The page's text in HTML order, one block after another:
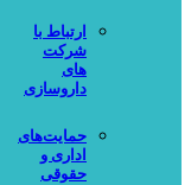
ارتباط با
شرکت
های
داروسازی
حمایت‌های
اداری و
حقوقی